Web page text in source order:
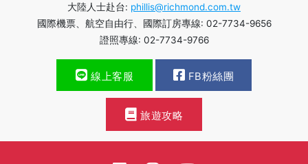
大陸人士赴台: phillis@richmond.com.tw
國際機票、航空自由行、國際訂房專線: 02-7734-9656
證照專線: 02-7734-9766
線上客服 FB粉絲團
旅遊攻略